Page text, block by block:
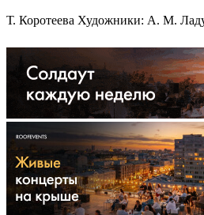
Т. Коротеева Художники: А. М.